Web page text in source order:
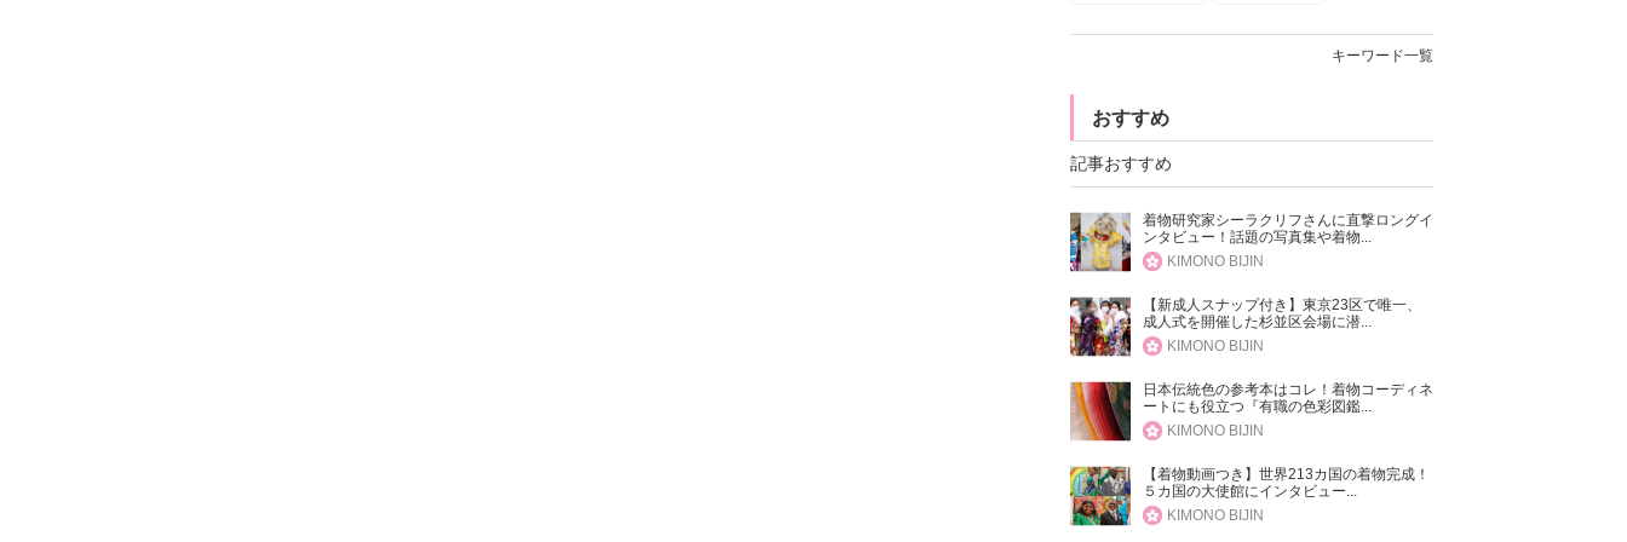
キーワード一覧
おすすめ
記事おすすめ
着物研究家シーラクリフさんに直撃ロングイ
ンタビュー！話題の写真集や着物...
KIMONO BIJIN
【新成人スナップ付き】東京23区で唯一、
成人式を開催した杉並区会場に潜...
KIMONO BIJIN
日本伝統色の参考本はコレ！着物コーディネ
ートにも役立つ『有職の色彩図鑑...
KIMONO BIJIN
【着物動画つき】世界213カ国の着物完成！
５カ国の大使館にインタビュー...
KIMONO BIJIN